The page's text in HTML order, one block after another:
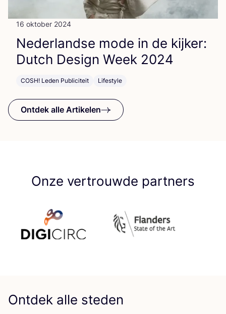
16 oktober 2024
Neder­land­se mode in de kij­ker:
Dut­ch Design Week 2024
COSH! Leden Publiciteit Lifestyle
Ontdek alle Artikelen
Onze vertrouwde partners
Ontdek alle steden